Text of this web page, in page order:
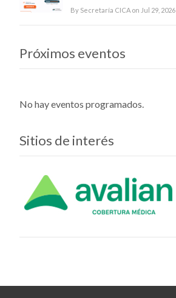
By Secretaría CICA on Jul 29, 2026
Próximos eventos
No hay eventos programados.
Sitios de interés